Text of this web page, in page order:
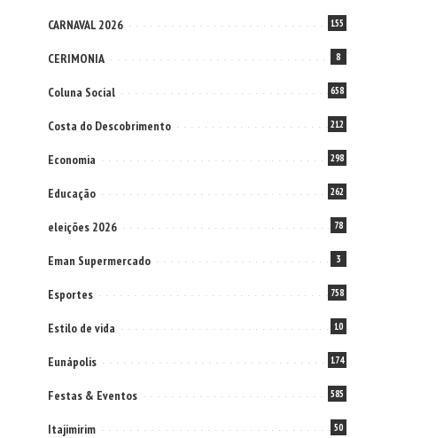
CARNAVAL 2026 155
CERIMONIA 8
Coluna Social 658
Costa do Descobrimento 212
Economia 298
Educação 262
eleições 2026 78
Eman Supermercado 3
Esportes 758
Estilo de vida 10
Eunápolis 174
Festas & Eventos 585
Itajimirim 50